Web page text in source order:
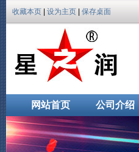
收藏本页 设为主页 保存桌面
网站首页 公司介绍